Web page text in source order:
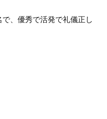
、優秀で活発で礼儀正し